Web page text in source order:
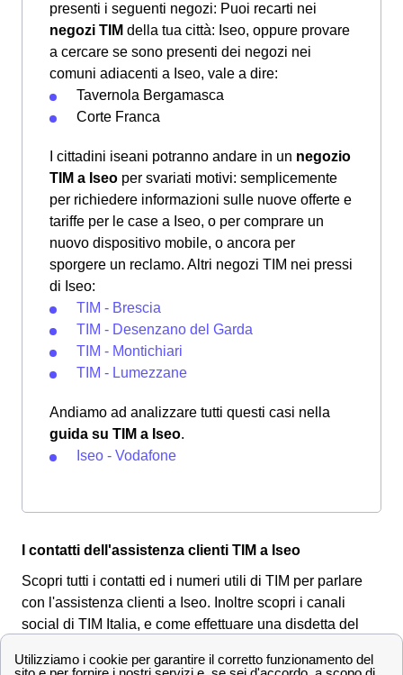
presenti i seguenti negozi: Puoi recarti nei
negozi TIM della tua città: Iseo, oppure provare
a cercare se sono presenti dei negozi nei
comuni adiacenti a Iseo, vale a dire:
Tavernola Bergamasca
Corte Franca
I cittadini iseani potranno andare in un negozio
TIM a Iseo per svariati motivi: semplicemente
per richiedere informazioni sulle nuove offerte e
tariffe per le case a Iseo, o per comprare un
nuovo dispositivo mobile, o ancora per
sporgere un reclamo. Altri negozi TIM nei pressi
di Iseo:
TIM - Brescia
TIM - Desenzano del Garda
TIM - Montichiari
TIM - Lumezzane
Andiamo ad analizzare tutti questi casi nella
guida su TIM a Iseo.
Iseo - Vodafone
I contatti dell'assistenza clienti TIM a Iseo
Scopri tutti i contatti ed i numeri utili di TIM per parlare
con l'assistenza clienti a Iseo. Inoltre scopri i canali
social di TIM Italia, e come effettuare una disdetta del